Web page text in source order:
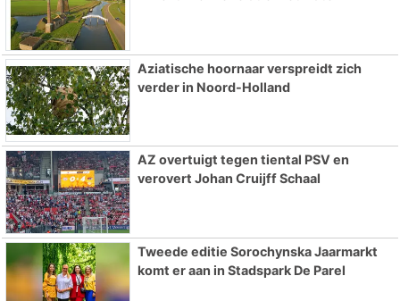
Aziatische hoornaar verspreidt zich
verder in Noord-Holland
AZ overtuigt tegen tiental PSV en
verovert Johan Cruijff Schaal
Tweede editie Sorochynska Jaarmarkt
komt er aan in Stadspark De Parel